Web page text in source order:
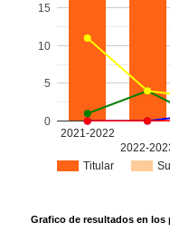
Titular
2021-2022
2022-
0
5
10
15
Grafico de resultados en